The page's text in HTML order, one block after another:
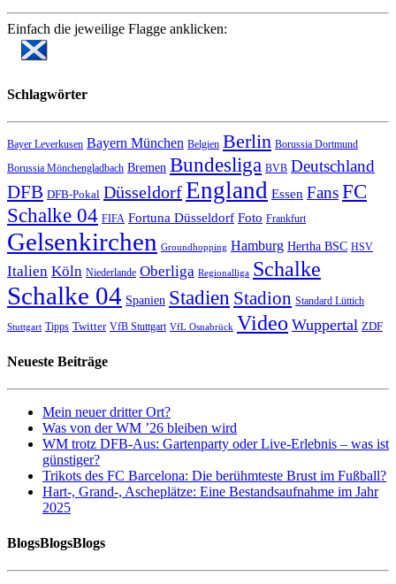
Einfach die jeweilige Flagge anklicken:
Schlagwörter
Bayer Leverkusen Bayern München Belgien Berlin Borussia Dortmund
Borussia Mönchengladbach Bremen Bundesliga BVB Deutschland
DFB DFB-Pokal DüsseldorfEngland Essen FansFC
Schalke 04 FIFA Fortuna Düsseldorf Foto Frankfurt
Gelsenkirchen Groundhopping Hamburg Hertha BSC HSV
Italien Köln Niederlande Oberliga Regionalliga Schalke
Schalke 04 Spanien Stadien Stadion Standard Lüttich
Stuttgart Tipps Twitter VfB Stuttgart VfL Osnabrück Video Wuppertal ZDF
Neueste Beiträge
Mein neuer dritter Ort?
Was von der WM ’26 bleiben wird
WM trotz DFB-Aus: Gartenparty oder Live-Erlebnis – was ist
günstiger?
Trikots des FC Barcelona: Die berühmteste Brust im Fußball?
Hart-, Grand-, Ascheplätze: Eine Bestandsaufnahme im Jahr
2025
BlogsBlogsBlogs